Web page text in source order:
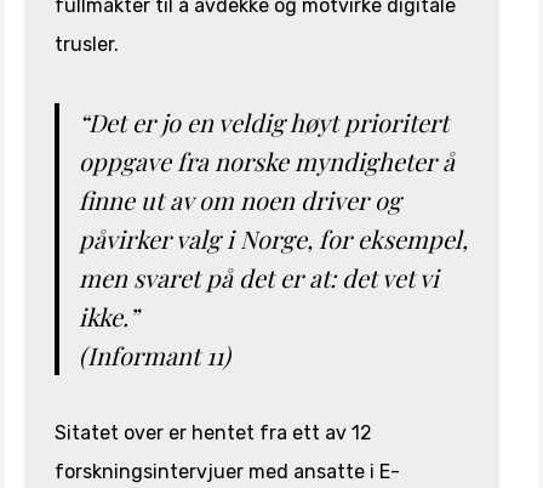
fullmakter til å avdekke og motvirke digitale
trusler.
“Det er jo en veldig høyt prioritert
oppgave fra norske myndigheter å
finne ut av om noen driver og
påvirker valg i Norge, for eksempel,
men svaret på det er at: det vet vi
ikke.”
(Informant 11)
Sitatet over er hentet fra ett av 12
forskningsintervjuer med ansatte i E-